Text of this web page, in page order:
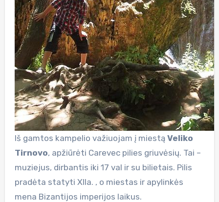
Iš gamtos kampelio važiuojam į miestą Veliko
Tirnovo, apžiūrėti Carevec pilies griuvėsių. Tai –
muziejus, dirbantis iki 17 val ir su bilietais. Pilis
pradėta statyti ХІІa. , o miestas ir apylinkės
mena Bizantijos imperijos laikus.